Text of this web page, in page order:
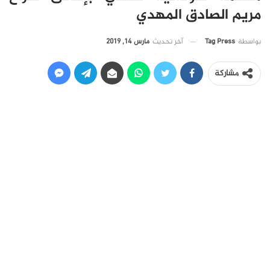
مريم الصادق المهدي
بواسطة Tag Press آخر تحديث مارس 14, 2019
مشاركة